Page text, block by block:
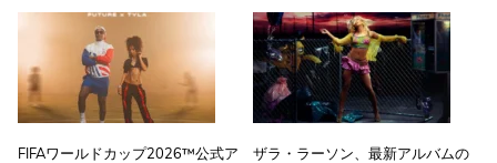
FIFAワールドカップ2026™公式ア
ザラ・ラーソン、最新アルバムの